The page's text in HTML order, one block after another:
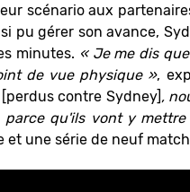
scénario aux
pu gérer son avance,
minutes. « Je me dis
de vue physique »,
[perdus contre Sydney],
qu'ils vont y
et une série de neuf